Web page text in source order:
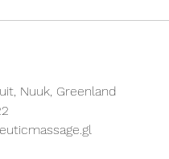
Nuuk, Greenland